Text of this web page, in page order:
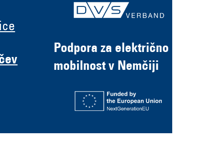
Podpora za električno
mobilnost v Nemčiji